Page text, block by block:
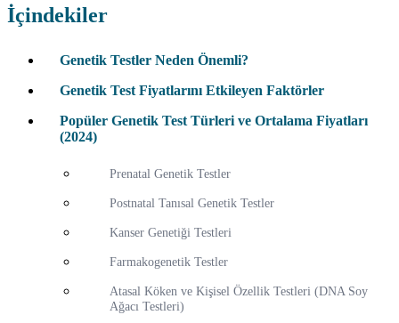
İçindekiler
Genetik Testler Neden Önemli?
Genetik Test Fiyatlarını Etkileyen Faktörler
Popüler Genetik Test Türleri ve Ortalama Fiyatları
(2024)
Prenatal Genetik Testler
Postnatal Tanısal Genetik Testler
Kanser Genetiği Testleri
Farmakogenetik Testler
Atasal Köken ve Kişisel Özellik Testleri (DNA Soy
Ağacı Testleri)